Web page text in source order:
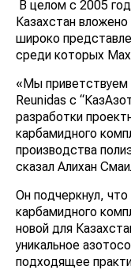
В целом с 2005
Казахстан
широко
среди которых
«Мы приветствуем
Reunidas с
разработки
карбамидного
производства
сказал Алихан
Он подчеркнул,
карбамидного
новой для
уникальное
подходящее